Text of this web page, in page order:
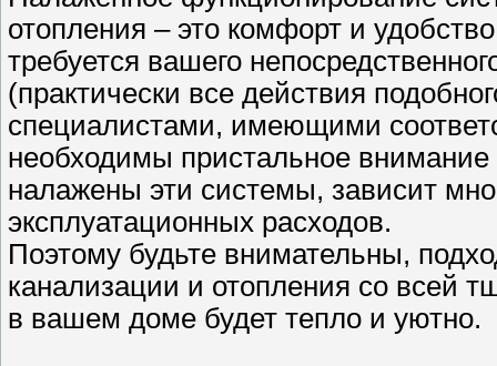
отопления – это комфорт и
требуется вашего
(практически все действия
специалистами, имеющими
необходимы пристальное внимание
налажены эти системы, зависит
эксплуатационных расходов.
Поэтому будьте внимательны,
канализации и отопления со всей
в вашем доме будет тепло и уютно.